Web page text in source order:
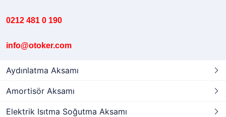
0212 481 0 190
info@otoker.com
Aydınlatma Aksamı
Amortisör Aksamı
Elektrik Isıtma Soğutma Aksamı